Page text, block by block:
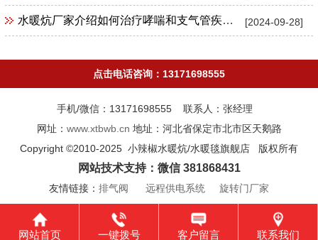
[2024-09-28]
水暖炕厂家介绍如何治疗哮喘和支气管疾病？
点击电话咨询：13171698555
手机/微信：13171698555 联系人：张经理
网址： www.xtbwb.cn 地址：河北省保定市北市区天鹅路
Copyright ©2010-2025 小辣椒水暖炕/水暖毯旗舰店 版权所有
网站技术支持：微信 381868431
友情链接： 排气阀 远程供电系统 旋转门厂家
网站首页 一键拨号 客户留言 联系我们